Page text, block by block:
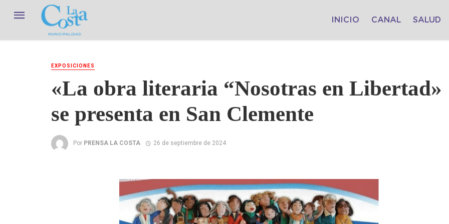
INICIO CANAL SALUD
EXPOSICIONES
«La obra literaria “Nosotras en Libertad»
se presenta en San Clemente
Por PRENSA LA COSTA 26 de septiembre de 2024